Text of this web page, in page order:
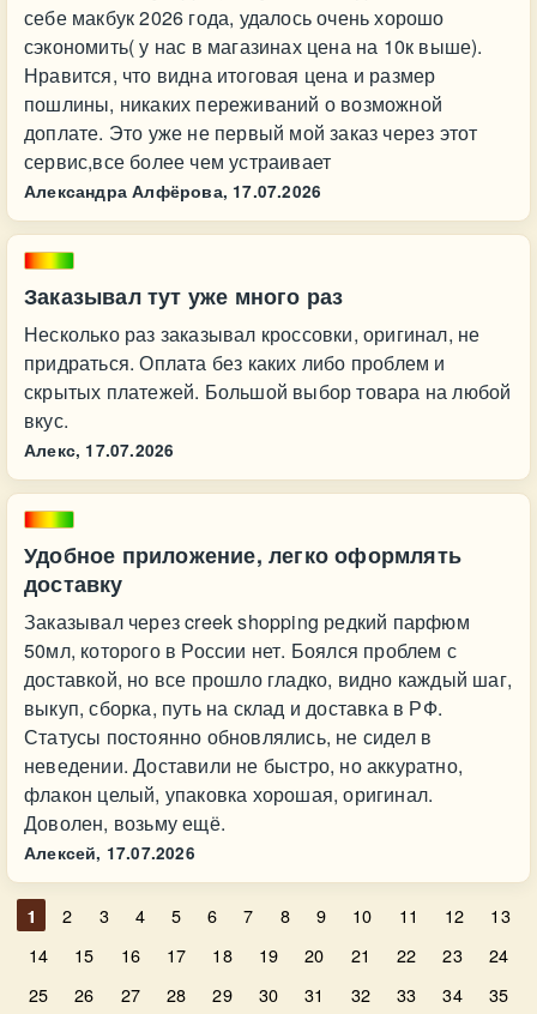
себе макбук 2026 года, удалось очень хорошо
сэкономить( у нас в магазинах цена на 10к выше).
Нравится, что видна итоговая цена и размер
пошлины, никаких переживаний о возможной
доплате. Это уже не первый мой заказ через этот
сервис,все более чем устраивает
Александра Алфёрова, 17.07.2026
Заказывал тут уже много раз
Несколько раз заказывал кроссовки, оригинал, не
придраться. Оплата без каких либо проблем и
скрытых платежей. Большой выбор товара на любой
вкус.
Алекс, 17.07.2026
Удобное приложение, легко оформлять
доставку
Заказывал через creek shopping редкий парфюм
50мл, которого в России нет. Боялся проблем с
доставкой, но все прошло гладко, видно каждый шаг,
выкуп, сборка, путь на склад и доставка в РФ.
Статусы постоянно обновлялись, не сидел в
неведении. Доставили не быстро, но аккуратно,
флакон целый, упаковка хорошая, оригинал.
Доволен, возьму ещё.
Алексей, 17.07.2026
1 2 3 4 5 6 7 8 9 10 11 12
13
14
15 16 17 18 19 20 21 22 23
24
25
26 27 28 29 30 31 32 33 34
35